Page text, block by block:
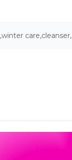
,winter care,cleanser,